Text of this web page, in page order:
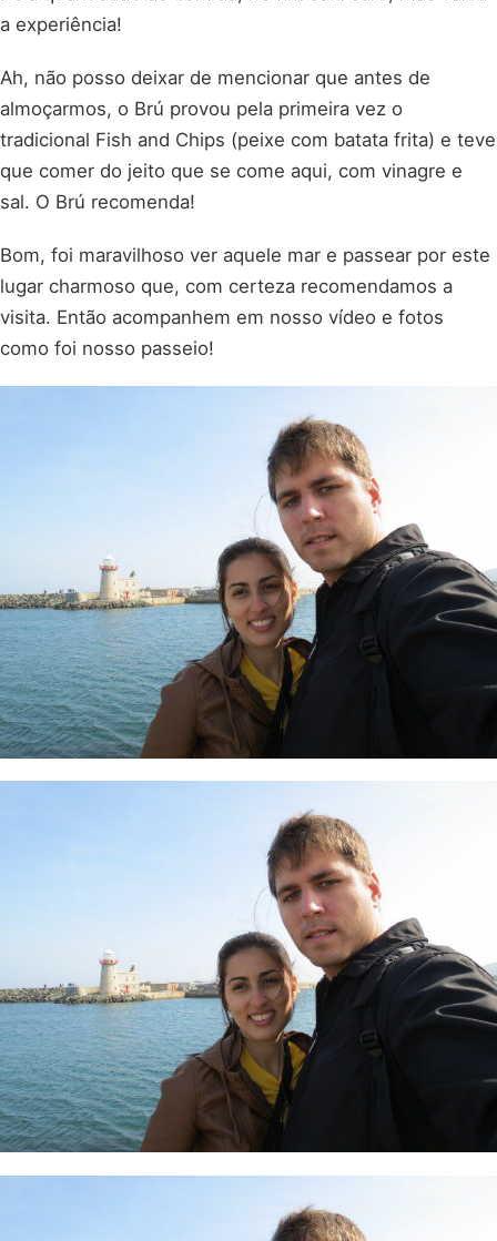
a experiência!
Ah, não posso deixar de mencionar que antes de
almoçarmos, o Brú provou pela primeira vez o
tradicional Fish and Chips (peixe com batata frita) e teve
que comer do jeito que se come aqui, com vinagre e
sal. O Brú recomenda!
Bom, foi maravilhoso ver aquele mar e passear por este
lugar charmoso que, com certeza recomendamos a
visita. Então acompanhem em nosso vídeo e fotos
como foi nosso passeio!